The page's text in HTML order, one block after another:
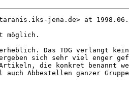
jena.de> at
möglich.
Das TDG verlangt
sich sehr viel enger
die konkret benannt
Abbestellen ganzer